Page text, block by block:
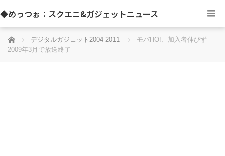
◆めっつぉ：スクエニ&ガジェットニュース
ホーム デジタルガジェット2004-2011
モバHO!、加入者伸びず
2009年3月で放送終了